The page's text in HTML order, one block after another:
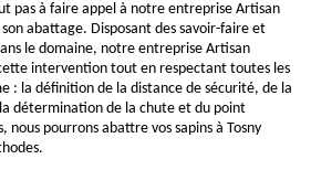
pas à faire appel à notre entreprise Artisan
son abattage. Disposant des savoir-faire et
le domaine, notre entreprise Artisan
intervention tout en respectant toutes les
: la définition de la distance de sécurité, de la
détermination de la chute et du point
nous pourrons abattre vos sapins à Tosny